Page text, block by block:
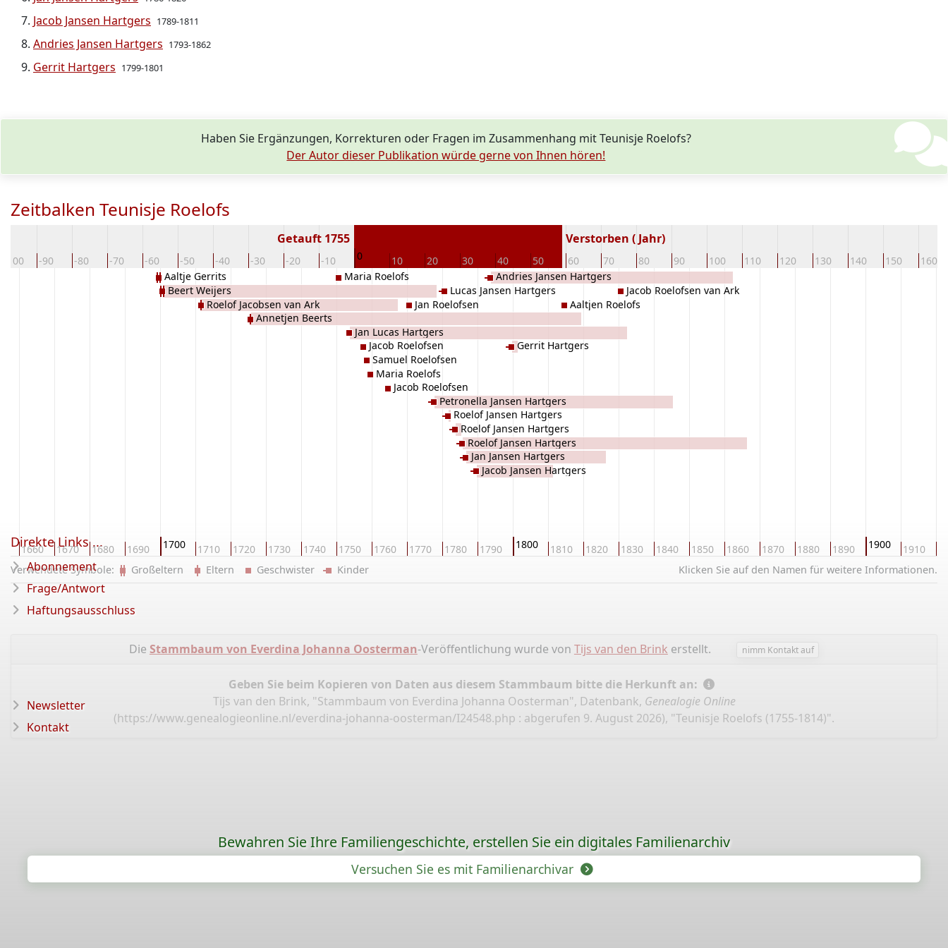
Jacob Jansen Hartgers 1789-1811
Andries Jansen Hartgers 1793-1862
Gerrit Hartgers 1799-1801
Haben Sie Ergänzungen, Korrekturen oder Fragen im Zusammenhang mit Teunisje Roelofs?
Der Autor dieser Publikation würde gerne von Ihnen hören!
Zeitbalken Teunisje Roelofs
-100 -90 -80 -70 -60 -50 -40 -30 -20 -10 0 10 20 30 40 50 60 70 80 90 100 110 120 130 140 150 160
Getauft 1755 Verstorben ( Jahr)
1660 1670 1680 1690 1700 1710 1720 1730 1740 1750 1760 1770 1780 1790 1800 1810 1820 1830 1840 1850 1860 1870 1880 1890 1900 1910
Aaltje Gerrits
Beert Weijers
Roelof Jacobsen van Ark
Annetjen Beerts
Maria Roelofs
Jan Lucas Hartgers
Jacob Roelofsen
Samuel Roelofsen
Maria Roelofs
Jacob Roelofsen
Jan Roelofsen
Petronella Jansen Hartgers
Lucas Jansen Hartgers
Roelof Jansen Hartgers
Roelof Jansen Hartgers
Roelof Jansen Hartgers
Jan Jansen Hartgers
Jacob Jansen Hartgers
Andries Jansen Hartgers
Gerrit Hartgers
Aaltjen Roelofs
Jacob Roelofsen van Ark
Klicken Sie auf den Namen für weitere Informationen.
Verwendete Symbole: Großeltern Eltern Geschwister Kinder
Die Stammbaum von Everdina Johanna Oosterman-Veröffentlichung wurde von Tijs van den Brink erstellt. nimm Kontakt auf
Geben Sie beim Kopieren von Daten aus diesem Stammbaum bitte die Herkunft an:
Tijs van den Brink, "Stammbaum von Everdina Johanna Oosterman", Datenbank, Genealogie Online
(https://www.genealogieonline.nl/everdina-johanna-oosterman/I24548.php : abgerufen 9. August 2026), "Teunisje Roelofs (1755-1814)".
Direkte Links ...
Abonnement
Frage/Antwort
Haftungsausschluss
Newsletter
Kontakt
Bewahren Sie Ihre Familiengeschichte, erstellen Sie ein digitales Familienarchiv
Versuchen Sie es mit Familienarchivar